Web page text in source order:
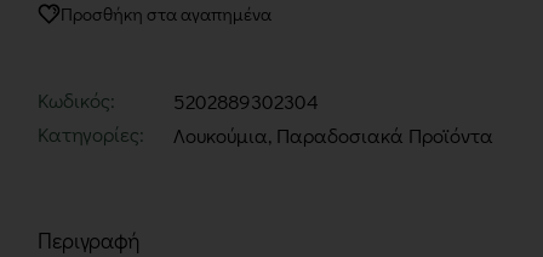
Προσθήκη στα αγαπημένα
Κωδικός:
5202889302304
Κατηγορίες:
Λουκούμια, Παραδοσιακά Προϊόντα
Περιγραφή